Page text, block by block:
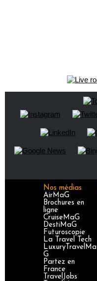
Nos médias
AirMaG
Brochures en
ligne
CruiseMaG
DestiMaG
Futuroscopie
La Travel Tech
LuxuryTravelMa
G
Partez en
France
TravelJobs